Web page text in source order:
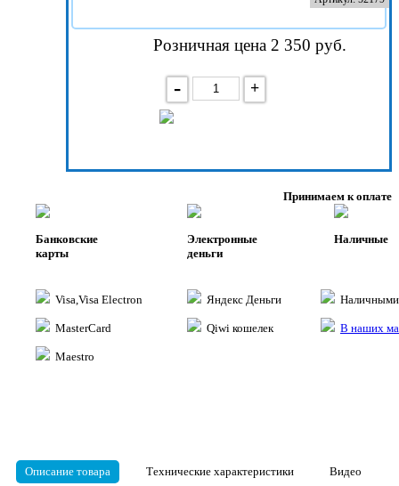
Розничная цена 2 350 руб.
- +
Принимаем к оплате
Банковские
карты
Visa,Visa Electron
MasterCard
Maestro
Электронные
деньги
Яндекс Деньги
Qiwi кошелек
Наличные
В наших
Описание товара Технические характеристики
Видео